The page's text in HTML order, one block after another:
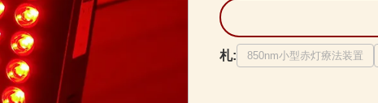
札: 850nm小型赤灯療法装置